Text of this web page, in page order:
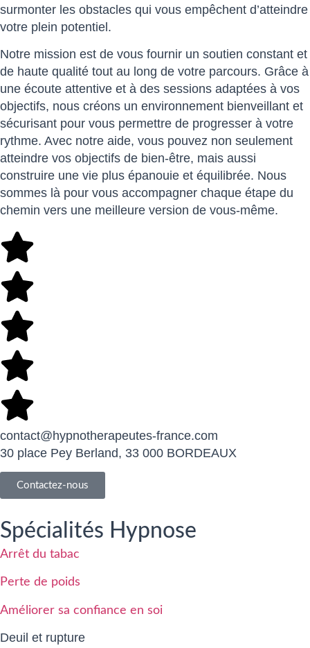
surmonter les obstacles qui vous empêchent d’atteindre
votre plein potentiel.
Notre mission est de vous fournir un soutien constant et
de haute qualité tout au long de votre parcours. Grâce à
une écoute attentive et à des sessions adaptées à vos
objectifs, nous créons un environnement bienveillant et
sécurisant pour vous permettre de progresser à votre
rythme. Avec notre aide, vous pouvez non seulement
atteindre vos objectifs de bien-être, mais aussi
construire une vie plus épanouie et équilibrée. Nous
sommes là pour vous accompagner chaque étape du
chemin vers une meilleure version de vous-même.
contact@hypnotherapeutes-france.com
30 place Pey Berland, 33 000 BORDEAUX
Contactez-nous
Spécialités Hypnose
Arrêt du tabac
Perte de poids
Améliorer sa confiance en soi
Deuil et rupture